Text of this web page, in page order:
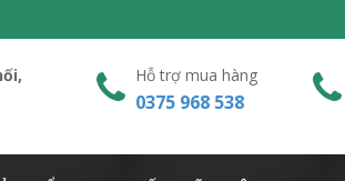
Hỗ trợ mua hàng
0375 968 538